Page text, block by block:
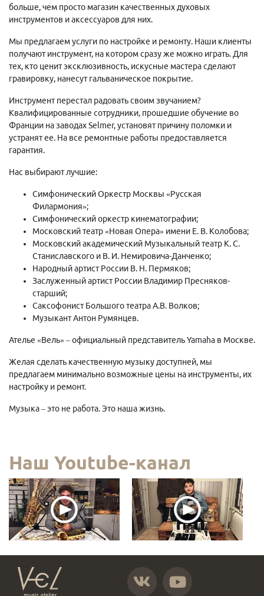
больше, чем просто магазин качественных духовых
инструментов и аксессуаров для них.
Мы предлагаем услуги по настройке и ремонту. Наши клиенты
получают инструмент, на котором сразу же можно играть. Для
тех, кто ценит эксклюзивность, искусные мастера сделают
гравировку, нанесут гальваническое покрытие.
Инструмент перестал радовать своим звучанием?
Квалифицированные сотрудники, прошедшие обучение во
Франции на заводах Selmer, установят причину поломки и
устранят ее. На все ремонтные работы предоставляется
гарантия.
Нас выбирают лучшие:
Симфонический Оркестр Москвы «Русская
Филармония»;
Симфонический оркестр кинематографии;
Московский театр «Новая Опера» имени Е. В. Колобова;
Московский академический Музыкальный театр К. С.
Станиславского и В. И. Немировича-Данченко;
Народный артист России В. Н. Пермяков;
Заслуженный артист России Владимир Пресняков-
старший;
Саксофонист Большого театра А.В. Волков;
Музыкант Антон Румянцев.
Ателье «Вель» – официальный представитель Yamaha в Москве.
Желая сделать качественную музыку доступней, мы
предлагаем минимально возможные цены на инструменты, их
настройку и ремонт.
Музыка – это не работа. Это наша жизнь.
Наш Youtube-канал